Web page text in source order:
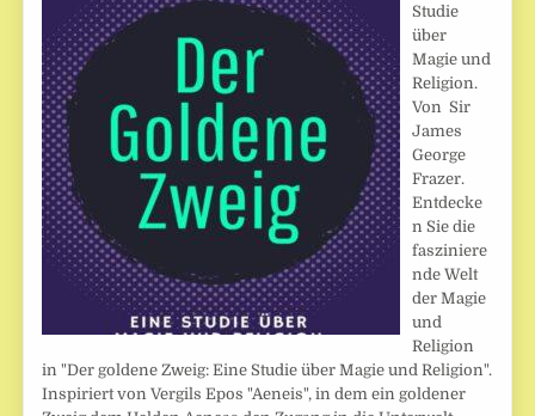
Studie
über
Magie und
Religion.
Von Sir
James
George
Frazer.
Entdecke
n Sie die
fasziniere
nde Welt
der Magie
und
Religion
in "Der goldene Zweig: Eine Studie über Magie und Religion".
Inspiriert von Vergils Epos "Aeneis", in dem ein goldener